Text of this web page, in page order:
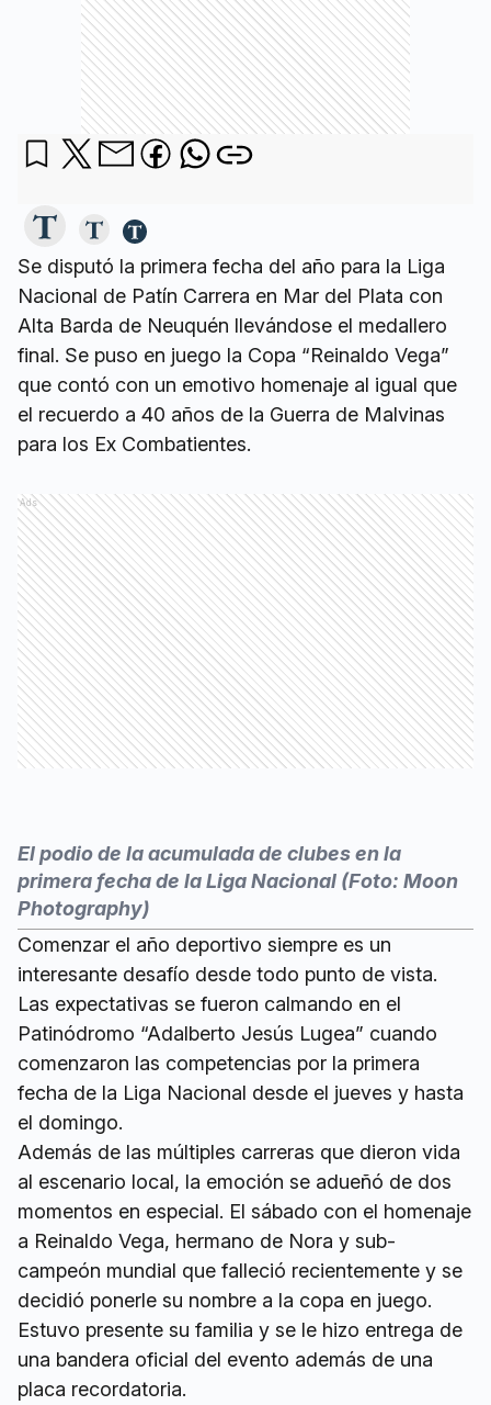
Se disputó la primera fecha del año para la Liga
Nacional de Patín Carrera en Mar del Plata con
Alta Barda de Neuquén llevándose el medallero
final. Se puso en juego la Copa “Reinaldo Vega”
que contó con un emotivo homenaje al igual que
el recuerdo a 40 años de la Guerra de Malvinas
para los Ex Combatientes.
Ads
El podio de la acumulada de clubes en la
primera fecha de la Liga Nacional (Foto: Moon
Photography)
Comenzar el año deportivo siempre es un
interesante desafío desde todo punto de vista.
Las expectativas se fueron calmando en el
Patinódromo “Adalberto Jesús Lugea” cuando
comenzaron las competencias por la primera
fecha de la Liga Nacional desde el jueves y hasta
el domingo.
Además de las múltiples carreras que dieron vida
al escenario local, la emoción se adueñó de dos
momentos en especial. El sábado con el homenaje
a Reinaldo Vega, hermano de Nora y sub-
campeón mundial que falleció recientemente y se
decidió ponerle su nombre a la copa en juego.
Estuvo presente su familia y se le hizo entrega de
una bandera oficial del evento además de una
placa recordatoria.